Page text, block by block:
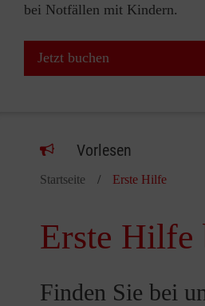
bei Notfällen mit Kindern.
Jetzt buchen
Vorlesen
Startseite Erste Hilfe
Erste Hilfe
Finden Sie bei